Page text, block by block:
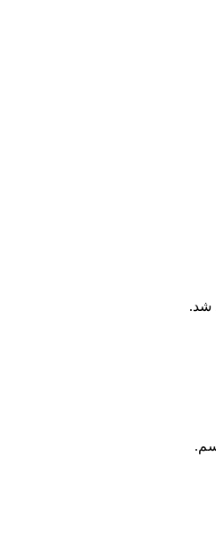
شد.